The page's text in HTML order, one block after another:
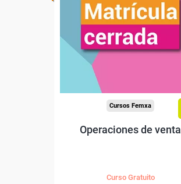
Cursos Femxa
Operaciones de venta
Curso Gratuito